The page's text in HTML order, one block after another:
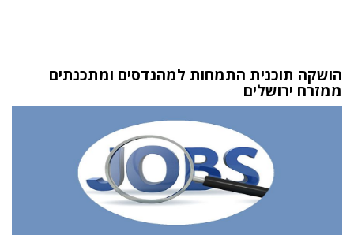
הושקה תוכנית התמחות למהנדסים ומתכנתים
ממזרח ירושלים